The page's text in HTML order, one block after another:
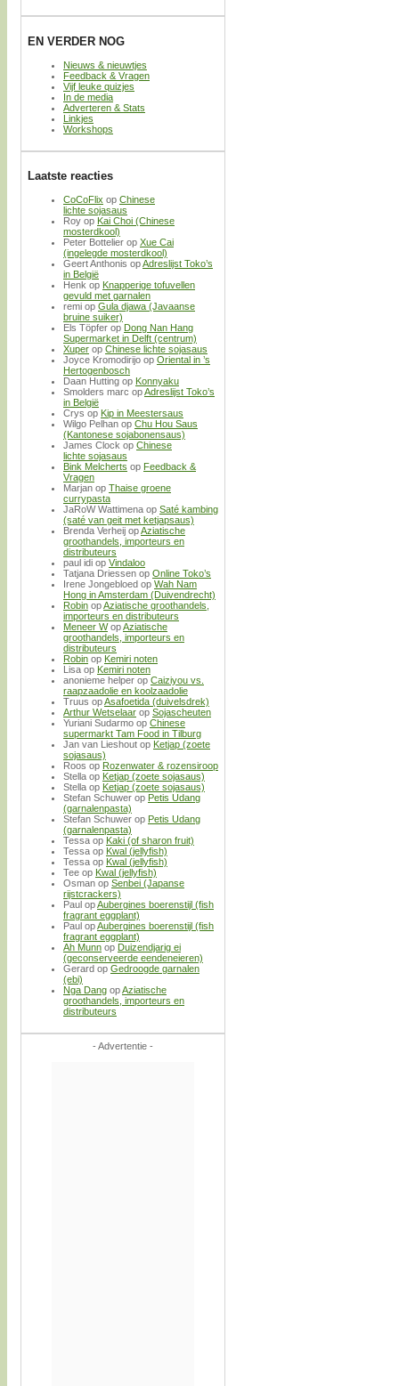
EN VERDER NOG
Nieuws & nieuwtjes
Feedback & Vragen
Vijf leuke quizjes
In de media
Adverteren & Stats
Linkjes
Workshops
Laatste reacties
CoCoFlix op Chinese
lichte sojasaus
Roy op Kai Choi (Chinese
mosterdkool)
Peter Bottelier op Xue Cai
(ingelegde mosterdkool)
Geert Anthonis opAdreslijst Toko’s
in België
Henk op Knapperige tofuvellen
gevuld met garnalen
remi op Gula djawa (Javaanse
bruine suiker)
Els Töpfer op Dong Nan Hang
Supermarket in Delft (centrum)
Xuper op Chinese lichte sojasaus
Joyce Kromodirijo op Oriental in ’s
Hertogenbosch
Daan Hutting op Konnyaku
Smolders marc opAdreslijst Toko’s
in België
Crys op Kip in Meestersaus
Wilgo Pelhan op Chu Hou Saus
(Kantonese sojabonensaus)
James Clock op Chinese
lichte sojasaus
Bink Melcherts op Feedback &
Vragen
Marjan op Thaise groene
currypasta
JaRoW Wattimena op Saté kambing
(saté van geit met ketjapsaus)
Brenda Verheij opAziatische
groothandels, importeurs en
distributeurs
paul idi op Vindaloo
Tatjana Driessen op Online Toko’s
Irene Jongebloed op Wah Nam
Hong in Amsterdam (Duivendrecht)
Robin opAziatische groothandels,
importeurs en distributeurs
Meneer WopAziatische
groothandels, importeurs en
distributeurs
Robin op Kemiri noten
Lisa op Kemiri noten
anonieme helper op Caiziyou vs.
raapzaadolie en koolzaadolie
Truus opAsafoetida (duivelsdrek)
Arthur Wetselaar op Sojascheuten
Yuriani Sudarmo op Chinese
supermarkt Tam Food in Tilburg
Jan van Lieshout op Ketjap (zoete
sojasaus)
Roos op Rozenwater & rozensiroop
Stella op Ketjap (zoete sojasaus)
Stella op Ketjap (zoete sojasaus)
Stefan Schuwer op Petis Udang
(garnalenpasta)
Stefan Schuwer op Petis Udang
(garnalenpasta)
Tessa op Kaki (of sharon fruit)
Tessa op Kwal (jellyfish)
Tessa op Kwal (jellyfish)
Tee op Kwal (jellyfish)
Osman op Senbei (Japanse
rijstcrackers)
Paul opAubergines boerenstijl (fish
fragrant eggplant)
Paul opAubergines boerenstijl (fish
fragrant eggplant)
Ah Munn op Duizendjarig ei
(geconserveerde eendeneieren)
Gerard op Gedroogde garnalen
(ebi)
Nga Dang opAziatische
groothandels, importeurs en
distributeurs
- Advertentie -